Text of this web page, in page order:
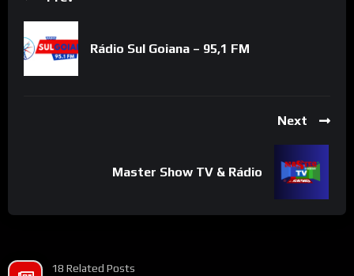
Rádio Sul Goiana – 95,1 FM
Next
Master Show TV & Rádio
18 Related Posts